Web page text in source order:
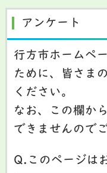
アンケート
行方市ホームペ
ために、皆さま
ください。
なお、この欄か
できませんので
Q.このページは